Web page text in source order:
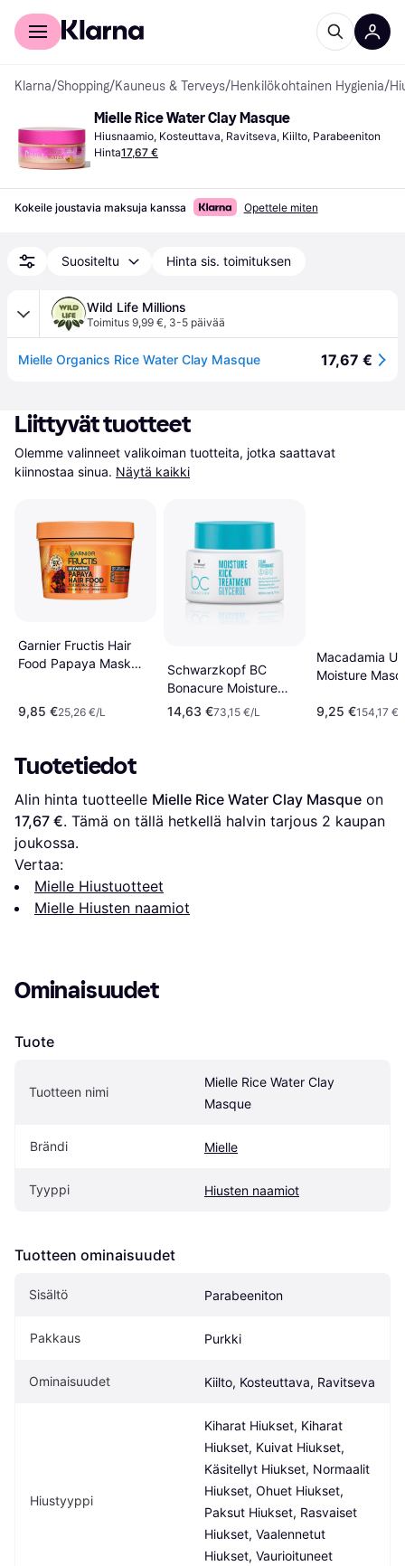
Kuluttajille
Klarna/Shopping/Kauneus & Terveys/Henkilökohtainen Hygienia/
Mielle Rice Water Clay Masque
Hiusnaamio, Kosteuttava, Ravitseva, Kiilto, Parabeeniton
Hinta17,67 €
Kokeile joustavia maksuja kanssa Opettele miten
Suositeltu Hinta sis. toimituksen
Wild Life Millions
Toimitus 9,99 €, 3-5 päivää
Mielle Organics Rice Water Clay Masque 17,67 €
Liittyvät tuotteet
Olemme valinneet valikoiman tuotteita, jotka saattavat
kiinnostaa sinua. Näytä kaikki
Garnier Fructis Hair
Food Papaya Mask
9,85 €25,26 €/L
Schwarzkopf BC
Bonacure Moisture
Kick Treatment
Glycerol
14,63 €73,15 €/L
Macadamia
Moisture
9,25 €154,17 €/
Tuotetiedot
Alin hinta tuotteelle Mielle Rice Water Clay Masque
17,67 €. Tämä on tällä hetkellä halvin tarjous 2 kaupan
joukossa.
Vertaa:
Mielle Hiustuotteet
Mielle Hiusten naamiot
Ominaisuudet
Tuote
Tuotteen nimi
Mielle Rice Water Clay
Masque
Brändi Mielle
Tyyppi Hiusten naamiot
Tuotteen ominaisuudet
Sisältö Parabeeniton
Pakkaus Purkki
Ominaisuudet Kiilto, Kosteuttava, Ravitseva
Hiustyyppi
Kiharat Hiukset, Kiharat
Hiukset, Kuivat Hiukset,
Käsitellyt Hiukset, Normaalit
Hiukset, Ohuet Hiukset,
Paksut Hiukset, Rasvaiset
Hiukset, Vaalennetut
Hiukset, Vaurioituneet